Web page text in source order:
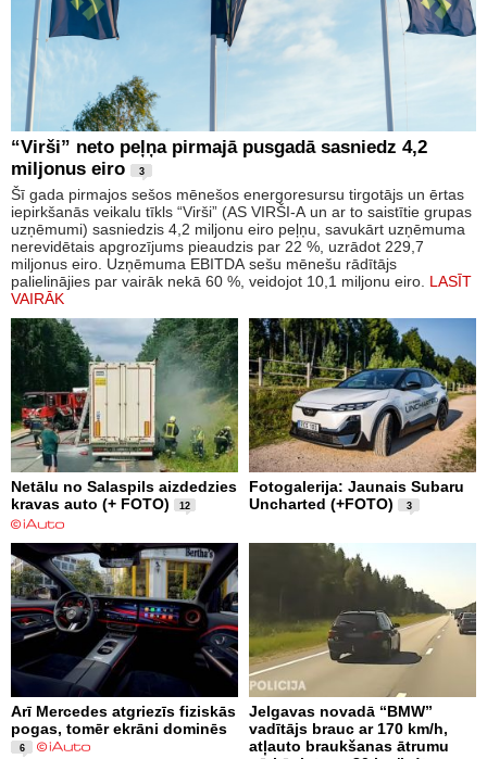
“Virši” neto peļņa pirmajā pusgadā sasniedz 4,2
miljonus eiro
3
Šī gada pirmajos sešos mēnešos energoresursu tirgotājs un ērtas
iepirkšanās veikalu tīkls “Virši” (AS VIRŠI-A un ar to saistītie grupas
uzņēmumi) sasniedzis 4,2 miljonu eiro peļņu, savukārt uzņēmuma
nerevidētais apgrozījums pieaudzis par 22 %, uzrādot 229,7
miljonus eiro. Uzņēmuma EBITDA sešu mēnešu rādītājs
palielinājies par vairāk nekā 60 %, veidojot 10,1 miljonu eiro. LASĪT
VAIRĀK
Netālu no Salaspils aizdedzies
kravas auto (+ FOTO)
12
Fotogalerija: Jaunais Subaru
Uncharted (+FOTO)
3
Arī Mercedes atgriezīs fiziskās
pogas, tomēr ekrāni dominēs
6
Jelgavas novadā “BMW”
vadītājs brauc ar 170 km/h,
atļauto braukšanas ātrumu